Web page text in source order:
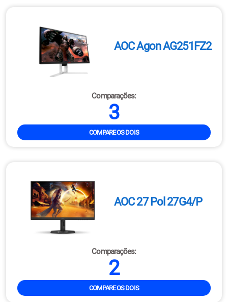
AOC Agon AG251FZ2
Comparações:
3
COMPARE OS DOIS
AOC 27 Pol 27G4/P
Comparações:
2
COMPARE OS DOIS